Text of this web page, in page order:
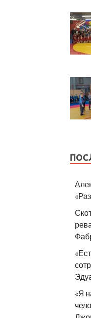
«Я